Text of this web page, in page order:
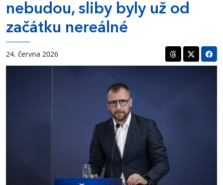
nebudou, sliby byly už od
začátku nereálné
24. června 2026